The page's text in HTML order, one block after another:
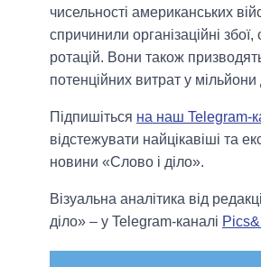
чисельності американських
спричинили організаційні збої,
ротацій. Вони також
потенційних витрат у мільйони
Підпишіться на наш Telegram-
відстежувати найцікавіші та
новини «Слово і діло».
Візуальна аналітика від
діло» – у Telegram-каналі